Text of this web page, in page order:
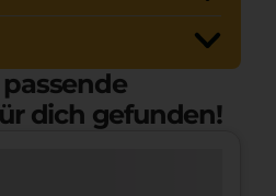
dich gefunden!